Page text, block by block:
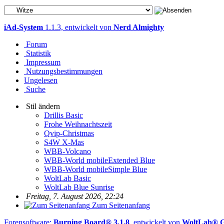
iAd-System 1.1.3, entwickelt von Nerd Almighty
Forum
Statistik
Impressum
Nutzungsbestimmungen
Ungelesen
Suche
Stil ändern
Drillis Basic
Frohe Weihnachtszeit
Qvip-Christmas
S4W X-Mas
WBB-Volcano
WBB-World mobileExtended Blue
WBB-World mobileSimple Blue
WoltLab Basic
WoltLab Blue Sunrise
Freitag, 7. August 2026, 22:24
Zum Seitenanfang
Forensoftware: Burning Board® 3.1.8 , entwickelt von WoltLab®